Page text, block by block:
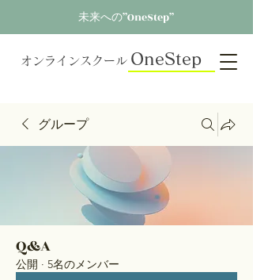
未来への”OneStep”
オンラインスクール OneStep
グループ
Q&A
公開 · 5名のメンバー